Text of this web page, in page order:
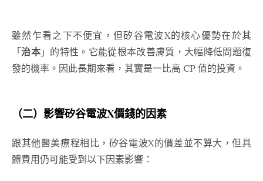
雖然乍看之下不便宜，但矽谷電波X的核心優勢在於其
「治本 」的特性。它能從根本改善膚質，大幅降低問題復
發的機率。因此長期來看，其實是一比高 CP 值的投資。
（二）影響矽谷電波X價錢的因素
跟其他醫美療程相比，矽谷電波X的價差並不算大，但具
體費用仍可能受到以下因素影響：